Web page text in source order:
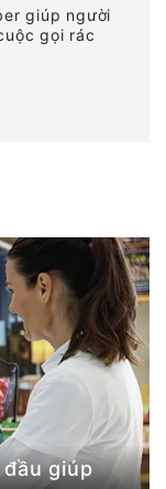
giúp người
gọi rác
giúp